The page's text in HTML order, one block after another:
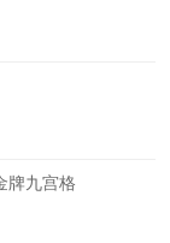
牌九宫格